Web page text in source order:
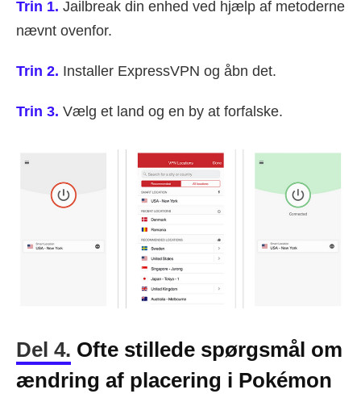
Trin 1. Jailbreak din enhed ved hjælp af metoderne
nævnt ovenfor.
Trin 2. Installer ExpressVPN og åbn det.
Trin 3. Vælg et land og en by at forfalske.
Del 4. Ofte stillede spørgsmål om
ændring af placering i Pokémon